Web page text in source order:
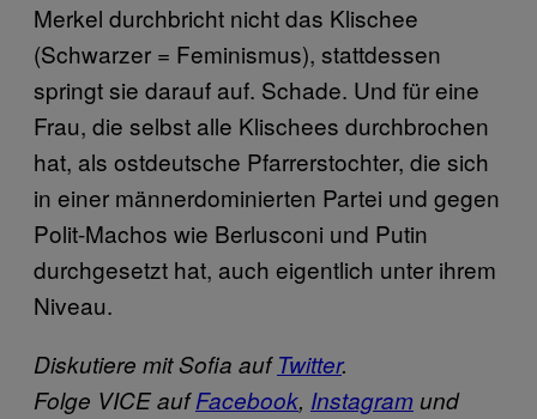
Merkel durchbricht nicht das Klischee
(Schwarzer = Feminismus), stattdessen
springt sie darauf auf. Schade. Und für eine
Frau, die selbst alle Klischees durchbrochen
hat, als ostdeutsche Pfarrerstochter, die sich
in einer männerdominierten Partei und gegen
Polit-Machos wie Berlusconi und Putin
durchgesetzt hat, auch eigentlich unter ihrem
Niveau.
Diskutiere mit Sofia aufTwitter.
Folge VICE aufFacebook, Instagramund